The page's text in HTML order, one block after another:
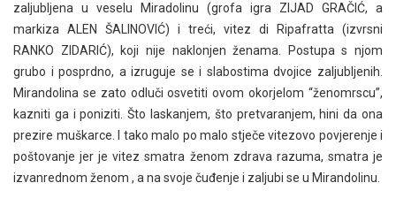
zaljubljena u veselu Miradolinu (grofa igra ZIJAD GRAČIĆ, a
markiza ALEN ŠALINOVIĆ) i treći, vitez di Ripafratta (izvrsni
RANKO ZIDARIĆ), koji nije naklonjen ženama. Postupa s njom
grubo i posprdno, a izruguje se i slabostima dvojice zaljubljenih.
Mirandolina se zato odluči osvetiti ovom okorjelom “ženomrscu”,
kazniti ga i poniziti. Što laskanjem, što pretvaranjem, hini da ona
prezire muškarce. I tako malo po malo stječe vitezovo povjerenje i
poštovanje jer je vitez smatra ženom zdrava razuma, smatra je
izvanrednom ženom , a na svoje čuđenje i zaljubi se u Mirandolinu.